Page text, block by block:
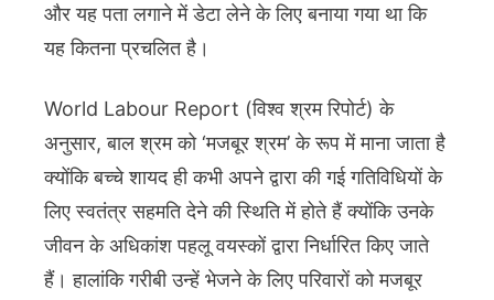
और यह पता लगाने में डेटा लेने के लिए बनाया गया था कि
यह कितना प्रचलित है।
World Labour Report (विश्व श्रम रिपोर्ट) के
अनुसार, बाल श्रम को ‘मजबूर श्रम’ के रूप में माना जाता है
क्योंकि बच्चे शायद ही कभी अपने द्वारा की गई गतिविधियों के
लिए स्वतंत्र सहमति देने की स्थिति में होते हैं क्योंकि उनके
जीवन के अधिकांश पहलू वयस्कों द्वारा निर्धारित किए जाते
हैं। हालांकि गरीबी उन्हें भेजने के लिए परिवारों को मजबूर